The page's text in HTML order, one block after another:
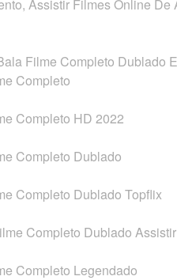
Assistir Filmes Online
Filme Completo Dublado
Completo
Completo HD 2022
Completo Dublado
Completo Dublado Topflix
Completo Dublado
Completo Legendado